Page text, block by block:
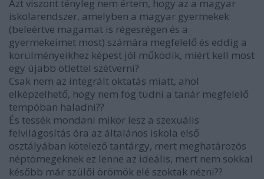
Azt viszont tényleg nem értem, hogy az a magyar
iskolarendszer, amelyben a magyar gyermekek
(beleértve magamat is régesrégen és a
gyermekeimet most) számára megfelelő és eddig a
körülményeikhez képest jól működik, miért kell most
egy újabb ötlettel szétverni?
Csak nem az integrált oktatás miatt, ahol
elképzelhető, hogy nem fog tudni a tanár megfelelő
tempóban haladni??
És tessék mondani mikor lesz a szexuális
felvilágosítás óra az általános iskola első
osztályában kötelező tantárgy, mert meghatározós
néptömegeknek ez lenne az ideális, mert nem sokkal
később már szülői örömök elé szoktak nézni??